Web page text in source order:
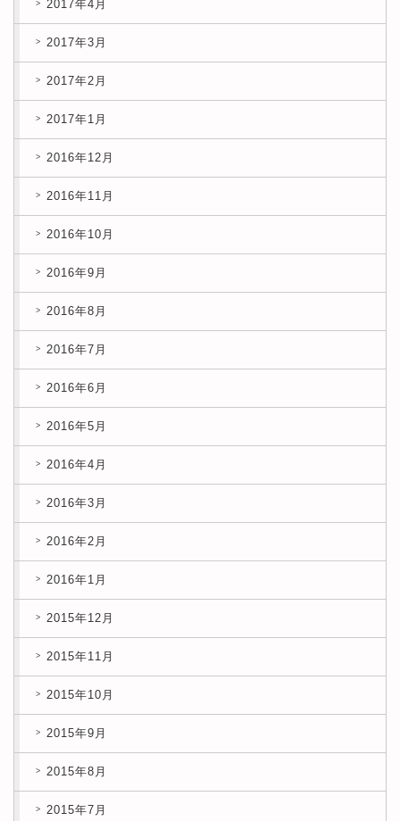
2017年4月
2017年3月
2017年2月
2017年1月
2016年12月
2016年11月
2016年10月
2016年9月
2016年8月
2016年7月
2016年6月
2016年5月
2016年4月
2016年3月
2016年2月
2016年1月
2015年12月
2015年11月
2015年10月
2015年9月
2015年8月
2015年7月